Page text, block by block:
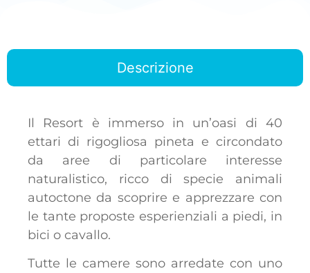
Descrizione
Il Resort è immerso in un’oasi di 40
ettari di rigogliosa pineta e circondato
da aree di particolare interesse
naturalistico, ricco di specie animali
autoctone da scoprire e apprezzare con
le tante proposte esperienziali a piedi, in
bici o cavallo.
Tutte le camere sono arredate con uno